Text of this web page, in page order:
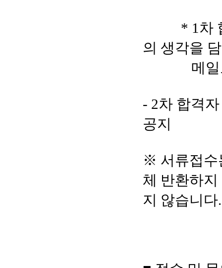
* 1차 합
의 생각을
메일로
- 2차 합격
공지
※ 서류접수
체 반환하
지 않습니다.